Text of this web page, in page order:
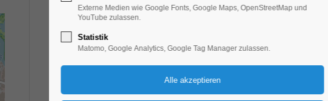
Große Gartenstraße 2, 14776
Externe Medien wie Google Fonts, Google Maps, OpenStreetMap und
YouTube zulassen.
Statistik
Matomo, Google Analytics, Google Tag Manager zulassen.